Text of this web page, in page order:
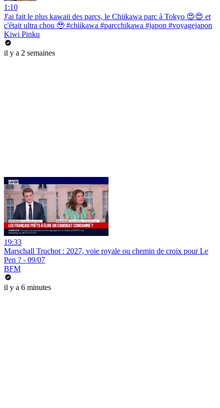
1:10
J'ai fait le plus kawaii des parcs, le Chiikawa parc à Tokyo 😍😍 et
c'était ultra chou 🥹 #chiikawa #parcchikawa #japon #voyagejapon
Kiwi Pinku
il y a 2 semaines
19:33
Marschall Truchot : 2027, voie royale ou chemin de croix pour Le
Pen ? - 09/07
BFM
il y a 6 minutes